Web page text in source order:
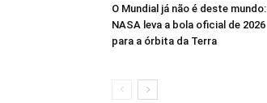
O Mundial já não é deste mundo:
NASA leva a bola oficial de 2026
para a órbita da Terra